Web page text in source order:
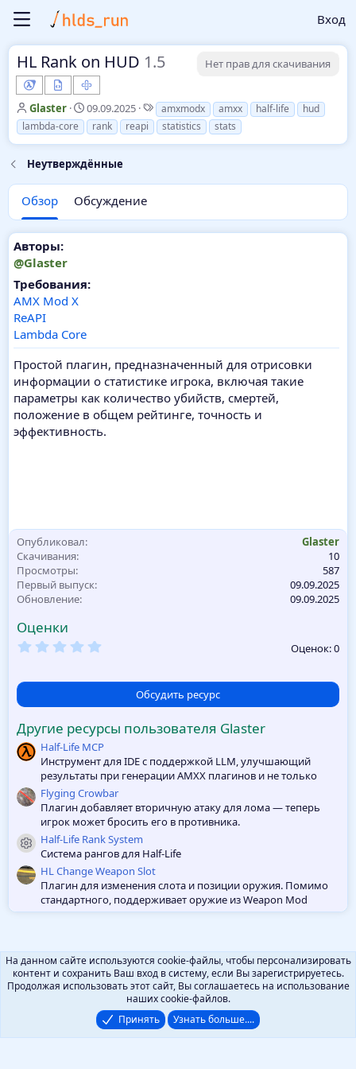
Вход
HL Rank on HUD 1.5 Нет прав для скачивания
А
в
т
р
Glaster
Д
а
т
с
з
д
а
н
09.09.2025
Т
е
г
amxmodx amxx half-life
hud
lambda-core
rank reapi statistics stats
Неутверждённые
Обзор Обсуждение
Авторы:
@Glaster
Требования:
AMX Mod X
ReAPI
Lambda Core
Простой плагин, предназначенный для отрисовки
информации о статистике игрока, включая такие
параметры как количество убийств, смертей,
положение в общем рейтинге, точность и
эффективность.
Опубликовал
Glaster
Скачивания
10
Просмотры
587
Первый выпуск
09.09.2025
Обновление
09.09.2025
Оценки
0
в
з
д
Оценок: 0
Обсудить ресурс
Другие ресурсы пользователя Glaster
Half-Life MCP
Инструмент для IDE с поддержкой LLM, улучшающий
результаты при генерации AMXX плагинов и не только
Flyging Crowbar
Плагин добавляет вторичную атаку для лома — теперь
игрок может бросить его в противника.
Иконка ресурса
Half-Life Rank System
Система рангов для Half-Life
HL Change Weapon Slot
Плагин для изменения слота и позиции оружия. Помимо
стандартного, поддерживает оружие из Weapon Mod
Помощь Локализация от XenForo.Info
На данном сайте используются cookie-файлы, чтобы персонализировать
контент и сохранить Ваш вход в систему, если Вы зарегистрируетесь.
Продолжая использовать этот сайт, Вы соглашаетесь на использование
наших cookie-файлов.
Принять
Узнать больше....